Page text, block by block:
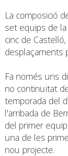
La composició
set equips de la
cinc de
desplaçaments
Fa només uns
no continuïtat
temporada del
l'arribada de
del primer
una de les
nou projecte.